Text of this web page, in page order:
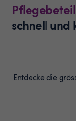
schnell und
Entdecke die